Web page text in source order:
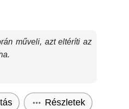
műveli, azt eltéríti az
Részletek